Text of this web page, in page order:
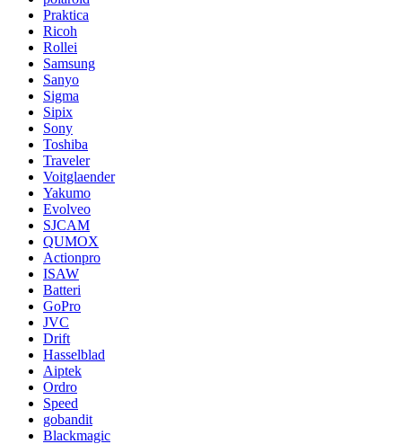
Praktica
Ricoh
Rollei
Samsung
Sanyo
Sigma
Sipix
Sony
Toshiba
Traveler
Voitglaender
Yakumo
Evolveo
SJCAM
QUMOX
Actionpro
ISAW
Batteri
GoPro
JVC
Drift
Hasselblad
Aiptek
Ordro
Speed
gobandit
Blackmagic